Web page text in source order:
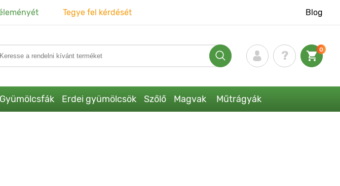
Tegye fel kérdését Blog
0
Gyümölcsfák Erdei gyümölcsök Szőlő Magvak Műtrágyák